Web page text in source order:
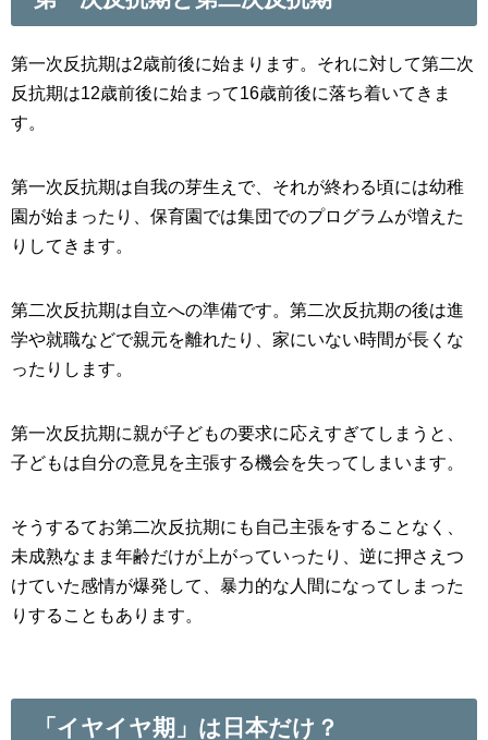
第一次反抗期は2歳前後に始まります。それに対して第二次
反抗期は12歳前後に始まって16歳前後に落ち着いてきま
す。
第一次反抗期は自我の芽生えで、それが終わる頃には幼稚
園が始まったり、保育園では集団でのプログラムが増えた
りしてきます。
第二次反抗期は自立への準備です。第二次反抗期の後は進
学や就職などで親元を離れたり、家にいない時間が長くな
ったりします。
第一次反抗期に親が子どもの要求に応えすぎてしまうと、
子どもは自分の意見を主張する機会を失ってしまいます。
そうするてお第二次反抗期にも自己主張をすることなく、
未成熟なまま年齢だけが上がっていったり、逆に押さえつ
けていた感情が爆発して、暴力的な人間になってしまった
りすることもあります。
「イヤイヤ期」は日本だけ？